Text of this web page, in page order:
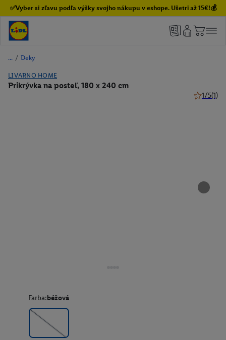
✅Vyber si zľavu podľa výšky svojho nákupu v eshope. Ušetri až 15€!💰
/ Deky
LIVARNO HOME
Prikrývka na posteľ, 180 x 240 cm
1/5(1)
Farba:béžová